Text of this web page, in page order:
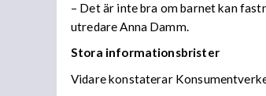
– Det är inte bra om barnet kan
utredare Anna Damm.
Stora informationsbrister
Vidare konstaterar